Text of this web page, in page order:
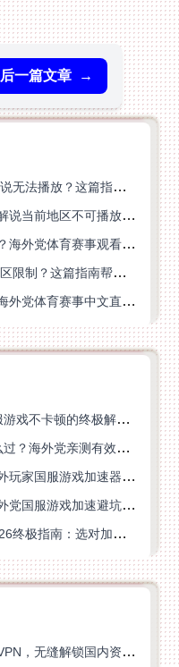
后一篇文章 →
在新加坡看CCTV5世界杯中文解说无法播放？这篇指南帮你解锁海外体育直播自由
在加拿大看咪咕视频世界杯中文解说当前地区不可播放？这篇指南帮你一键解决
在日本看央视频世界杯地区限制？海外党体育赛事观看终极指南
在国外看世界杯阿根廷VS埃及地区限制？这篇指南帮你搞定中文直播+解说
在香港看抖音世界杯无法播放？海外党体育赛事中文直播终极指南
在英国打激战2卡吗？海外党国服游戏不卡顿的终极解决方案
放开那三国3海外加速器测评怎么过？海外党亲测有效的国服游戏加速指南
英国怎么玩巅峰战舰不卡顿？海外玩家国服游戏加速器终极指南
印尼的人怎么玩战双帕弥什？海外党国服游戏加速避坑指南
在美国玩天涯明月刀总卡顿？2026终极指南：选对加速器让你丝滑连招
海外党必看：如何选对回国翻墙VPN，无缝解锁国内资源？